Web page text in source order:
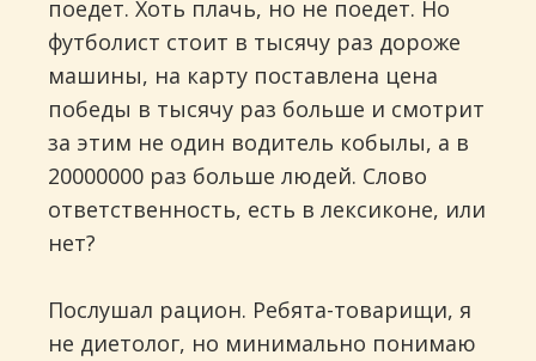
поедет. Хоть плачь, но не поедет. Но
футболист стоит в тысячу раз дороже
машины, на карту поставлена цена
победы в тысячу раз больше и смотрит
за этим не один водитель кобылы, а в
20000000 раз больше людей. Слово
ответственность, есть в лексиконе, или
нет?
Послушал рацион. Ребята-товарищи, я
не диетолог, но минимально понимаю